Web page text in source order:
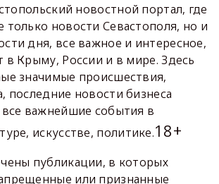
новостной портал, где
новости Севастополя, но и
дня, все важное и интересное,
в Крыму, России и в мире. Здесь
значимые происшествия,
последние новости бизнеса
важнейшие события в
искусстве, политике.18+
публикации, в которых
или признанные